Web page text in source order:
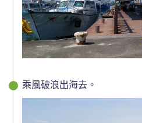
乘風破浪出海去。